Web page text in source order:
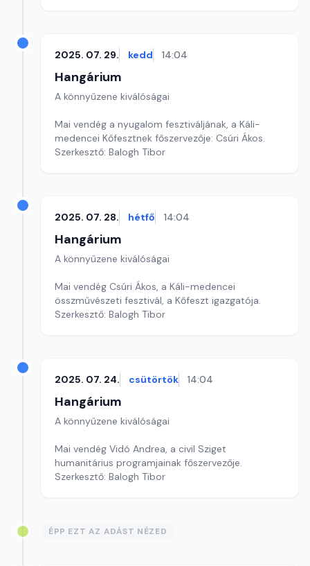
2025. 07. 29. kedd 14:04
Hangárium
A könnyűzene kiválóságai
Mai vendég a nyugalom fesztiváljának, a Káli-
medencei Kőfesztnek főszervezője: Csúri Ákos.
Szerkesztő: Balogh Tibor
2025. 07. 28. hétfő 14:04
Hangárium
A könnyűzene kiválóságai
Mai vendég Csúri Ákos, a Káli-medencei
összművészeti fesztivál, a Kőfeszt igazgatója.
Szerkesztő: Balogh Tibor
2025. 07. 24. csütörtök 14:04
Hangárium
A könnyűzene kiválóságai
Mai vendég Vidó Andrea, a civil Sziget
humanitárius programjainak főszervezője.
Szerkesztő: Balogh Tibor
ÉPP EZT AZ ADÁST NÉZED